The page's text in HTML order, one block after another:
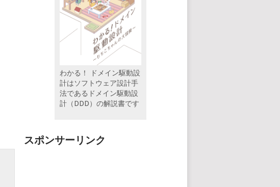
わかる！ ドメイン駆動設
計はソフトウェア設計手
法であるドメイン駆動設
計（DDD）の解説書です
スポンサーリンク